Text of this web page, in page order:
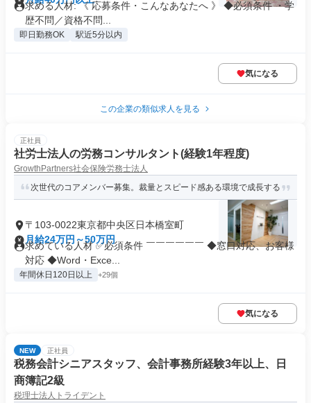
求める人材: 《 応募条件・こんなあなたへ 》 ◆必須条件 ・学
歴不問／資格不問...
即日勤務OK 駅近5分以内
気になる
この企業の類似求人を見る
正社員
社労士法人の労務コンサルタント(経験1年程度)
GrowthPartners社会保険労務士法人
次世代のコアメンバー募集。裁量とスピード感ある環境で成長する
〒103-0022東京都中央区日本橋室町
月給24万円～50万円
求めている人材 ✅必須条件 ￣￣￣￣￣￣ ◆窓口対応、お客様
対応 ◆Word・Exce...
年間休日120日以上 +29個
気になる
NEW 正社員
税務会計シニアスタッフ、会計事務所経験3年以上、日
商簿記2級
税理士法人トライデント